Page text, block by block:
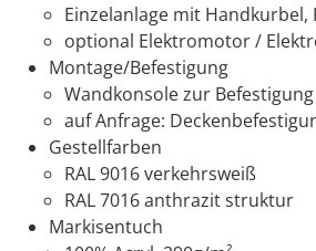
Einzelanlage mit
optional Elektromotor /
Montage/Befestigung
Wandkonsole zur
auf Anfrage:
Gestellfarben
RAL 9016 verkehrsweiß
RAL 7016 anthrazit struktur
Markisentuch